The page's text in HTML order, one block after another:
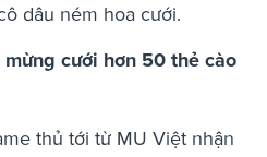
dâu ném hoa cưới.
cưới hơn 50 thẻ cào
thủ tới từ MU Việt nhận